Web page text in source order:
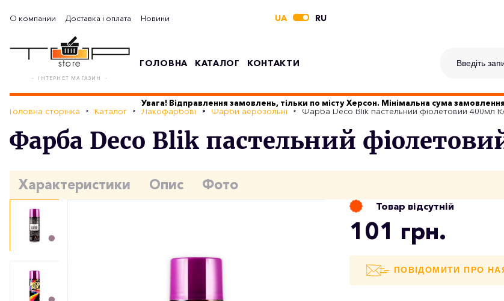
О компании Доставка і оплата Новини UA RU
- ІНТЕРНЕТ МАГАЗИН -
ГОЛОВНА КАТАЛОГ КОНТАКТИ
Увага! Відправлення замовлень, тільки по місту Херсон. Мінімальна сума
Головна сторінка Каталог Лакофарбові Фарби аерозольні Фарба Deco Blik пастельний фіолетовий 400мл
Фарба Deco Blik пастельний
Характеристики Опис Фото
Товар відсутній
101 грн.
ПОВІДОМИТИ ПРО